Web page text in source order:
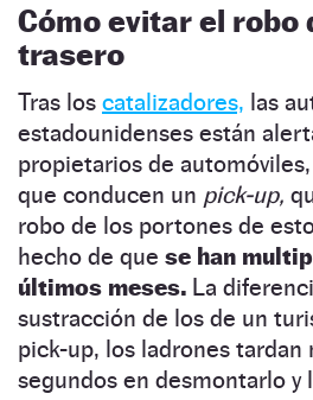
Cómo evitar el robo
trasero
Tras los catalizadores, las
estadounidenses están
propietarios de
que conducen un pick-up,
robo de los portones de
hecho de que se han
últimos meses. La
sustracción de los de un
pick-up, los ladrones tardan
segundos en desmontarlo y